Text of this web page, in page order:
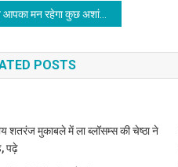
navigation
रहेगा कुछ अशांत,व्यापार में कर सकते है परिवर्तन,जाने आज का राशिफल
POSTS
शतरंज मुकाबले में ला ब्लॉसम्स की चेष्ठा ने
पढ़े